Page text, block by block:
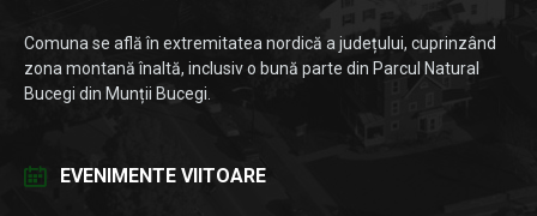
Comuna se află în extremitatea nordică a județului, cuprinzând
zona montană înaltă, inclusiv o bună parte din Parcul Natural
Bucegi din Munții Bucegi.
EVENIMENTE VIITOARE